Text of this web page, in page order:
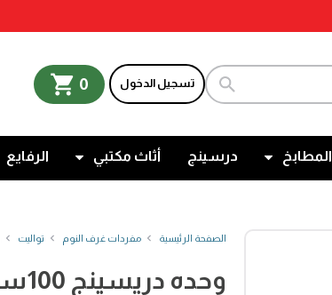
تسجيل الدخول 0
shopping_cart
المطابخ درسينج أثاث مكتبي الرفايع
الصفحة الرئيسية مفردات غرف النوم تواليت